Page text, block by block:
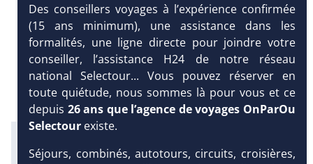
Des conseillers voyages à l’expérience confirmée
(15 ans minimum), une assistance dans les
formalités, une ligne directe pour joindre votre
conseiller, l’assistance H24 de notre réseau
national Selectour... Vous pouvez réserver en
toute quiétude, nous sommes là pour vous et ce
depuis 26 ans que l’agence de voyages OnParOu
Selectour existe.
Séjours, combinés, autotours, circuits, croisières,